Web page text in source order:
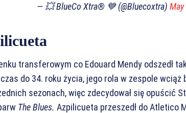
— 💥 BlueCo Xtra® 💙 (@Bluecoxtra)
transferowym co Edouard Mendy odszedł
do 34. roku życia, jego rola w zespole wciąż
sezonach, więc zdecydował się opuścić
The Blues. Azpilicueta przeszedł do Atletico